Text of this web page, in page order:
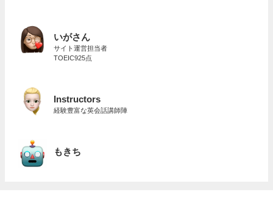
いがさん
サイト運営担当者
TOEIC925点
Instructors
経験豊富な英会話講師陣
もきち